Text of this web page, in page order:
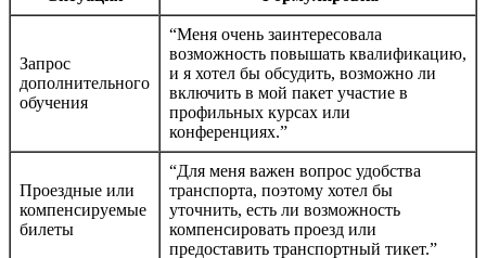
Запрос
дополнительного
обучения
“Меня очень заинтересовала
возможность повышать квалификацию,
и я хотел бы обсудить, возможно ли
включить в мой пакет участие в
профильных курсах или
конференциях.”
Проездные или
компенсируемые
билеты
“Для меня важен вопрос удобства
транспорта, поэтому хотел бы
уточнить, есть ли возможность
компенсировать проезд или
предоставить транспортный тикет.”